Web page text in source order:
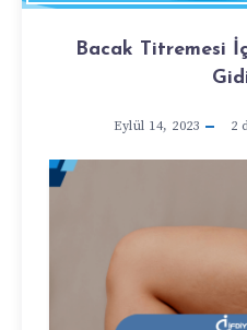
Bacak Titremesi
Eylül 14, 2023 2